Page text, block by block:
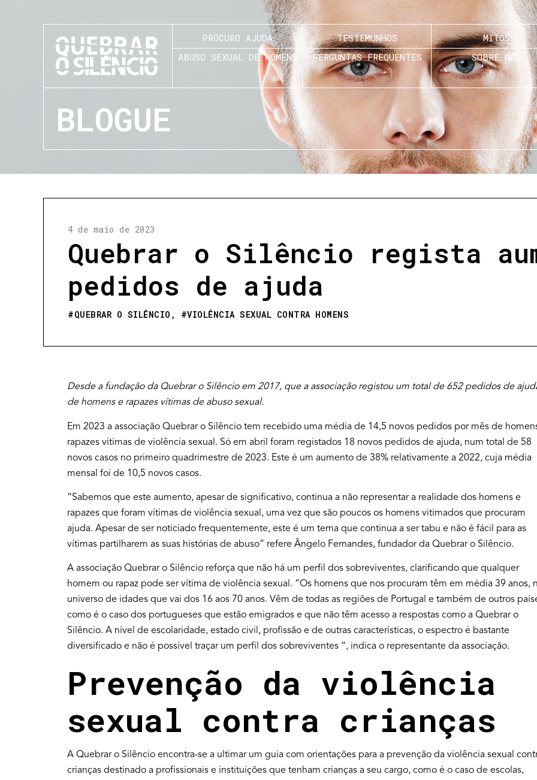
PROCURO AJUDA
ABUSO SEXUAL DE HOMENS
TESTEMUNHOS
PERGUNTAS FREQUENTES
MITOS
SOBRE NÓS
BLOGUE
4 de maio de 2023
Quebrar o Silêncio regista
pedidos de ajuda
#QUEBRAR O SILÊNCIO , #VIOLÊNCIA SEXUAL CONTRA HOMENS
Desde a fundação da Quebrar o Silêncio em 2017, que a associação registou um total de 652 pedidos de
de homens e rapazes vítimas de abuso sexual.
Em 2023 a associação Quebrar o Silêncio tem recebido uma média de 14,5 novos pedidos por mês de
rapazes vítimas de violência sexual. Só em abril foram registados 18 novos pedidos de ajuda, num total de 58
novos casos no primeiro quadrimestre de 2023. Este é um aumento de 38% relativamente a 2022, cuja média
mensal foi de 10,5 novos casos.
“Sabemos que este aumento, apesar de significativo, continua a não representar a realidade dos homens e
rapazes que foram vítimas de violência sexual, uma vez que são poucos os homens vitimados que procuram
ajuda. Apesar de ser noticiado frequentemente, este é um tema que continua a ser tabu e não é fácil para as
vítimas partilharem as suas histórias de abuso” refere Ângelo Fernandes, fundador da Quebrar o Silêncio.
A associação Quebrar o Silêncio reforça que não há um perfil dos sobreviventes, clarificando que qualquer
homem ou rapaz pode ser vítima de violência sexual. “Os homens que nos procuram têm em média 39 anos,
universo de idades que vai dos 16 aos 70 anos. Vêm de todas as regiões de Portugal e também de outros
como é o caso dos portugueses que estão emigrados e que não têm acesso a respostas como a Quebrar o
Silêncio. A nível de escolaridade, estado civil, profissão e de outras características, o espectro é bastante
diversificado e não é possível traçar um perfil dos sobreviventes “, indica o representante da associação.
Prevenção da violência
sexual contra crianças
A Quebrar o Silêncio encontra-se a ultimar um guia com orientações para a prevenção da violência sexual
crianças destinado a profissionais e instituições que tenham crianças a seu cargo, como é o caso de escolas,